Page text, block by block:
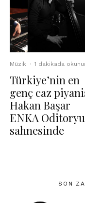
Müzik · 1 dakikada
Türkiye’nin en
genç caz
Hakan Başar
ENKA
sahnesinde
SON